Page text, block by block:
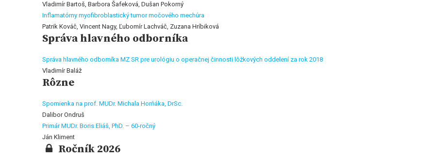
Vladimír Bartoš, Barbora Šafeková, Dušan Pokorný
Inflamatórny myofibroblastický tumor močového mechúra
Patrik Kováč, Vincent Nagy, Ľubomír Lachváč, Zuzana Hríbiková
Správa hlavného odborníka
Správa hlavného odborníka MZ SR pre urológiu o operačnej činnosti lôžkových oddelení za rok 2018
Vladimír Baláž
Rôzne
Spomienka na prof. MUDr. Michala Horňáka, DrSc.
Dalibor Ondruš
Primár MUDr. Boris Eliáš, PhD. – 60-ročný
Ján Kliment
Ročník 2026